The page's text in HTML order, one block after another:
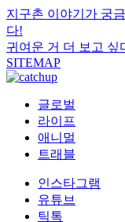
지구촌 이야기가 궁
다!
귀여운 거 더 보고 싶
SITEMAP
글로벌
라이프
애니멀
트래블
인스타그램
유튜브
틱톡